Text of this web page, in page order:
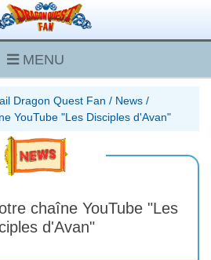
MENU
Dragon Quest Fan / News /
YouTube "Les Disciples d'Avan"
chaîne YouTube "Les
d'Avan"